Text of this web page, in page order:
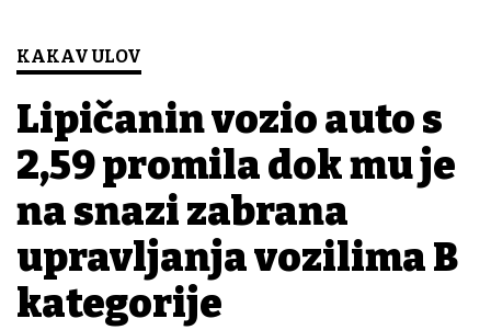
KAKAV ULOV
Lipičanin vozio auto s
2,59 promila dok mu je
na snazi zabrana
upravljanja vozilima B
kategorije